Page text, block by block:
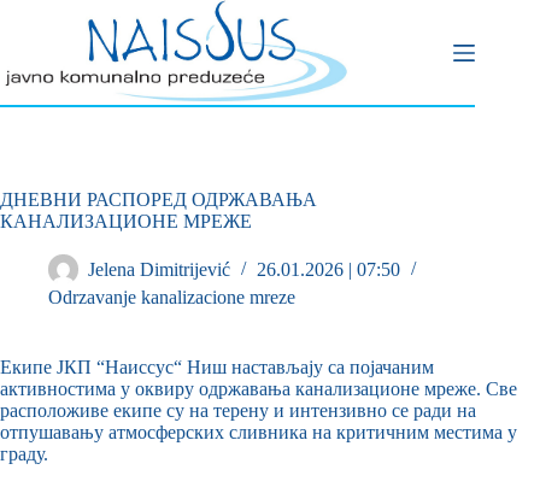
ДНЕВНИ РАСПОРЕД ОДРЖАВАЊА
КАНАЛИЗАЦИОНЕ МРЕЖЕ
Jelena Dimitrijević
26.01.2026 | 07:50
Odrzavanje kanalizacione mreze
Екипе ЈКП “Наиссус“ Ниш настављају са појачаним
активностима у оквиру одржавања канализационе мреже. Све
расположиве екипе су на терену и интензивно се ради на
отпушавању атмосферских сливника на критичним местима у
граду.